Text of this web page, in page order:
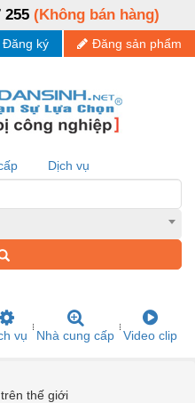
255 (Không bán hàng)
Đăng sản phẩm
Đăng ký
Dịch vụ
vụ Nhà cung cấp Video clip
thế giới